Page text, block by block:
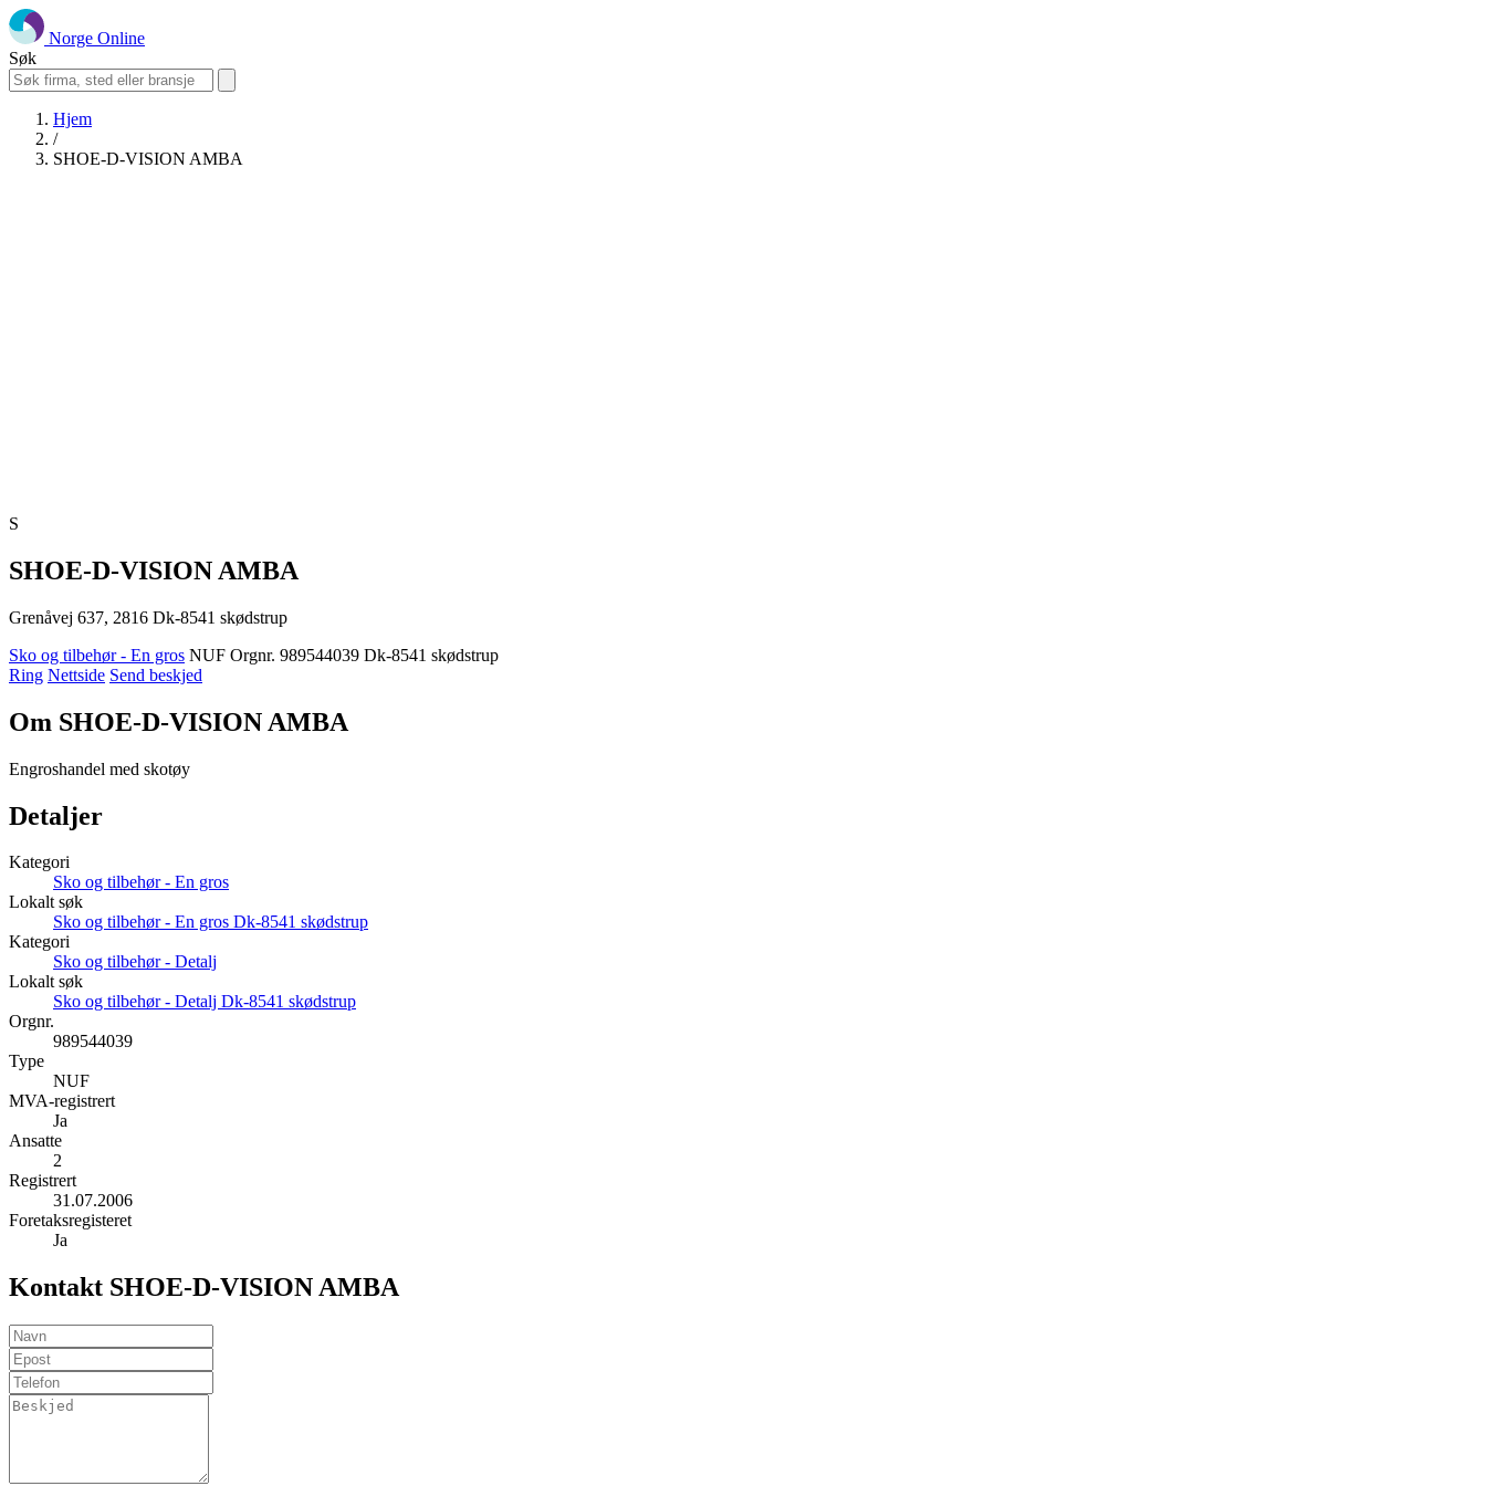
Norge Online
Søk
Hjem
/
SHOE-D-VISION AMBA
S
SHOE-D-VISION AMBA
Grenåvej 637, 2816 Dk-8541 skødstrup
Sko og tilbehør - En gros NUF Orgnr. 989544039 Dk-8541 skødstrup
Ring Nettside Send beskjed
Om SHOE-D-VISION AMBA
Engroshandel med skotøy
Detaljer
Kategori
Sko og tilbehør - En gros
Lokalt søk
Sko og tilbehør - En gros Dk-8541 skødstrup
Kategori
Sko og tilbehør - Detalj
Lokalt søk
Sko og tilbehør - Detalj Dk-8541 skødstrup
Orgnr.
989544039
Type
NUF
MVA-registrert
Ja
Ansatte
2
Registrert
31.07.2006
Foretaksregisteret
Ja
Kontakt SHOE-D-VISION AMBA